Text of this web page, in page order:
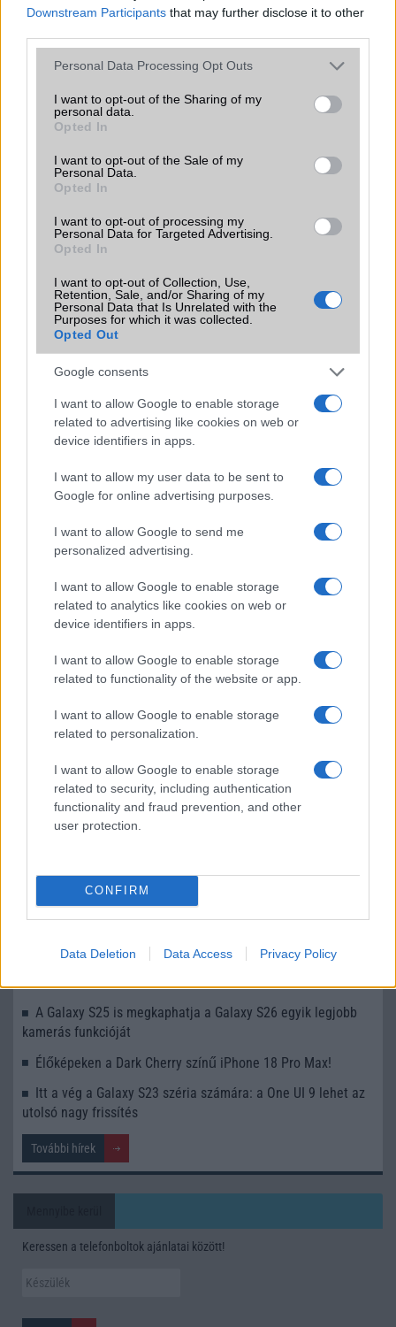
Downstream Participants that may further disclose it to other
Please note that this website/app uses one or more Google
not limited to your visit or usage behaviour. You may click to
grant or deny consent to Google and its third-party tags to
use your data for below specified purposes in below Google
consent section.
Personal Data Processing Opt Outs
I want to opt-out of the Sharing of my
personal data.
Opted In
I want to opt-out of the Sale of my
Personal Data.
Opted In
I want to opt-out of processing my
Personal Data for Targeted Advertising.
Opted In
I want to opt-out of Collection, Use,
Retention, Sale, and/or Sharing of my
Personal Data that Is Unrelated with the
Purposes for which it was collected.
Opted Out
Google consents
I want to allow Google to enable storage
related to advertising like cookies on web or
device identifiers in apps.
I want to allow my user data to be sent to
Google for online advertising purposes.
I want to allow Google to send me
personalized advertising.
I want to allow Google to enable storage
related to analytics like cookies on web or
device identifiers in apps.
I want to allow Google to enable storage
related to functionality of the website or app.
I want to allow Google to enable storage
related to personalization.
I want to allow Google to enable storage
related to security, including authentication
functionality and fraud prevention, and other
user protection.
CONFIRM
Data Deletion Data Access Privacy Policy
megváltoztatja a mobilhasználatot –
sokan mégsem tudnak róla
2026.07.12| Android Central
Az Edge Panel az egyik leghasznosabb funkció, amely
miközben a Pixel telefonokból továbbra is hiányzik.
Pixel 9a: Új háttérképek szivárogtak ki a közelgő
Google Phone és Contacts alkalmazásokban érkeznek a
testreszabható „calling cardok”
Google változások, amelyek lehet, hogy neked is fájni
fognak
Apró, de látványos frissítést kap a Google Messages – így
változik a kamera és galéria Androidon
stílusúbb lett a könnyebb használatért
Óriási Pixel 11 szivárgás: új chip, kamerák és egy
látványos funkció jöhet
Fontos változás érkezik Androidra: te döntheted el, mit
Pixel 11a: kiszivárogtak az első részletek – új Tensor G6
chipet és fényesebb kijelzőt kaphat
További hírek
LEGOLVASOTTABBAK
Számos népszerű Samsung Galaxy készülék kimarad a One
UI 9 frissítésből – itt a lista az érintett modellekről
iPhone 18 bemutató dátum - ekkor rántja le a leplet az
Az Android rejtett automatizmusai: hat funkció, amely
észrevétlenül könnyíti meg a mindennapokat
mobilhasználatot – sokan mégsem tudnak róla
A Galaxy S25 is megkaphatja a Galaxy S26 egyik legjobb
kamerás funkcióját
Élőképeken a Dark Cherry színű iPhone 18 Pro Max!
Itt a vég a Galaxy S23 széria számára: a One UI 9 lehet az
utolsó nagy frissítés
További hírek
Keressen a telefonboltok ajánlatai között!